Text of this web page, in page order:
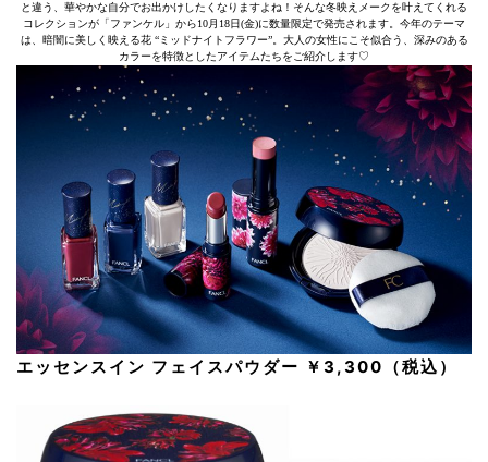
と違う、華やかな自分でお出かけしたくなりますよね！そんな冬映えメークを叶えてくれる
コレクションが「ファンケル」から10月18日(金)に数量限定で発売されます。今年のテーマ
は、暗闇に美しく映える花 “ミッドナイトフラワー”。大人の女性にこそ似合う、深みのある
カラーを特徴としたアイテムたちをご紹介します♡
エッセンスイン フェイスパウダー ￥3,300（税込）